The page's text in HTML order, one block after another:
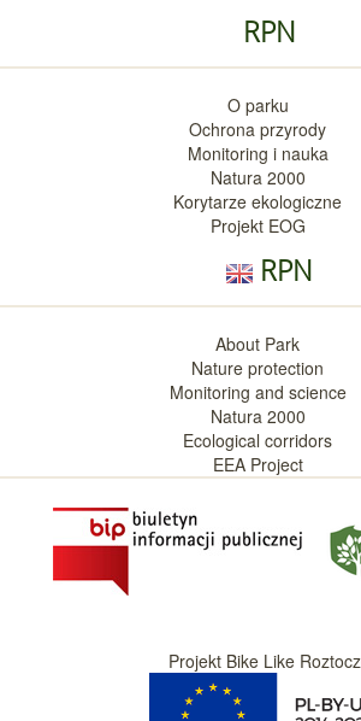
RPN
O parku
Ochrona przyrody
Monitoring i nauka
Natura 2000
Korytarze ekologiczne
Projekt EOG
RPN
About Park
Nature protection
Monitoring and science
Natura 2000
Ecological corridors
EEA Project
Projekt Bike Like